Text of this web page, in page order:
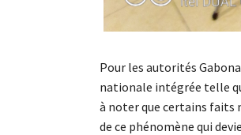
Pour les autorités
nationale intégrée telle
à noter que certains faits
de ce phénomène qui